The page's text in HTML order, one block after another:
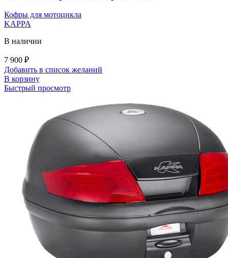
Кофры для мотоцикла
KAPPA
В наличии
7 900 ₽
Добавить в список желаний
В корзину
Быстрый просмотр